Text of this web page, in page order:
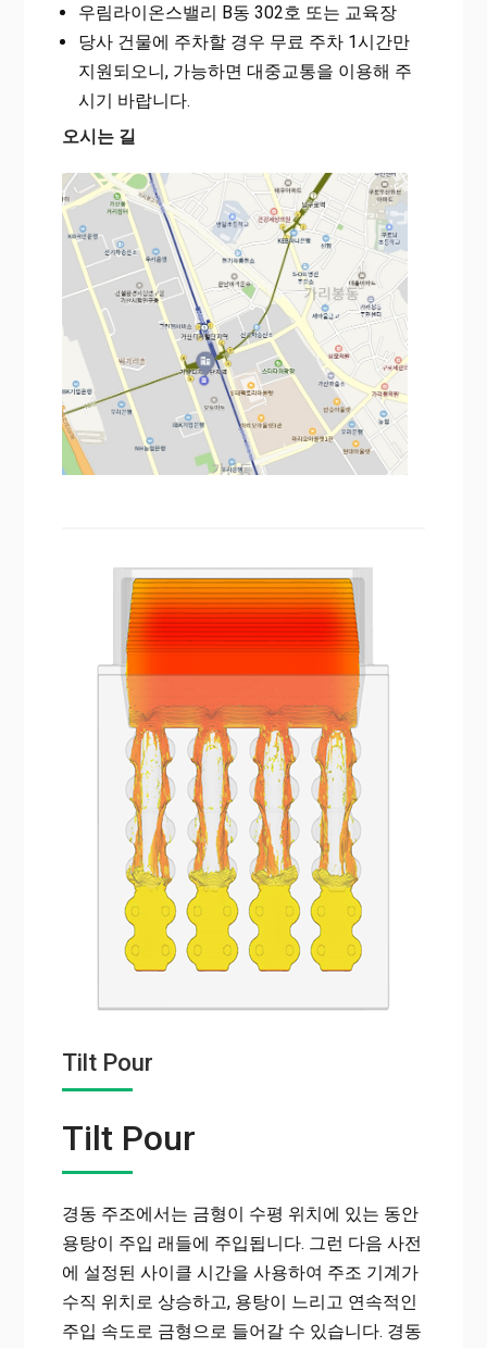
우림라이온스밸리 B동 302호 또는 교육장
당사 건물에 주차할 경우 무료 주차 1시간만
지원되오니, 가능하면 대중교통을 이용해 주
시기 바랍니다.
오시는 길
Tilt Pour
Tilt Pour
경동 주조에서는 금형이 수평 위치에 있는 동안
용탕이 주입 래들에 주입됩니다. 그런 다음 사전
에 설정된 사이클 시간을 사용하여 주조 기계가
수직 위치로 상승하고, 용탕이 느리고 연속적인
주입 속도로 금형으로 들어갈 수 있습니다. 경동